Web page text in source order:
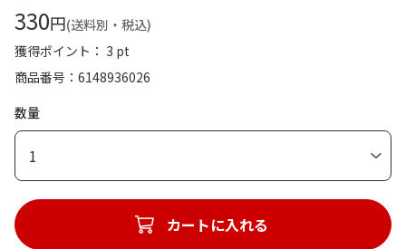
330円(送料別・税込)
獲得ポイント： 3 pt
商品番号
6148936026
数量
1
カートに入れる